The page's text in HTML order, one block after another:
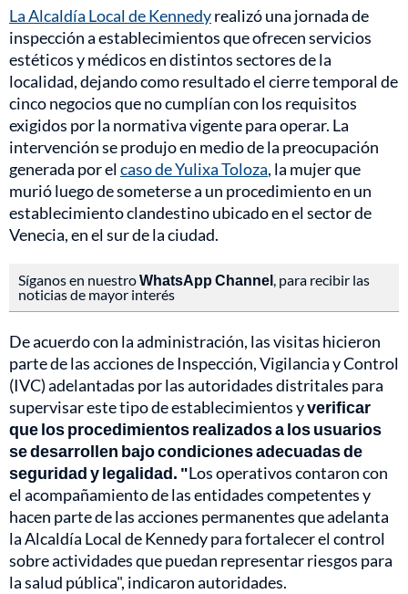
La Alcaldía Local de Kennedyrealizó una jornada de
inspección a establecimientos que ofrecen servicios
estéticos y médicos en distintos sectores de la
localidad, dejando como resultado el cierre temporal de
cinco negocios que no cumplían con los requisitos
exigidos por la normativa vigente para operar. La
intervención se produjo en medio de la preocupación
generada por elcaso de Yulixa Toloza, la mujer que
murió luego de someterse a un procedimiento en un
establecimiento clandestino ubicado en el sector de
Venecia, en el sur de la ciudad.
Síganos en nuestroWhatsApp Channel, para recibir las
noticias de mayor interés
De acuerdo con la administración, las visitas hicieron
parte de las acciones de Inspección, Vigilancia y Control
(IVC) adelantadas por las autoridades distritales para
supervisar este tipo de establecimientos yverificar
que los procedimientos realizados a los usuarios
se desarrollen bajo condiciones adecuadas de
seguridad y legalidad. "Los operativos contaron con
el acompañamiento de las entidades competentes y
hacen parte de las acciones permanentes que adelanta
la Alcaldía Local de Kennedy para fortalecer el control
sobre actividades que puedan representar riesgos para
la salud pública", indicaron autoridades.